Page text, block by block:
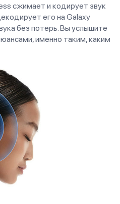
сжимает и кодирует звук
его на Galaxy
без потерь. Вы услышите
именно таким, каким